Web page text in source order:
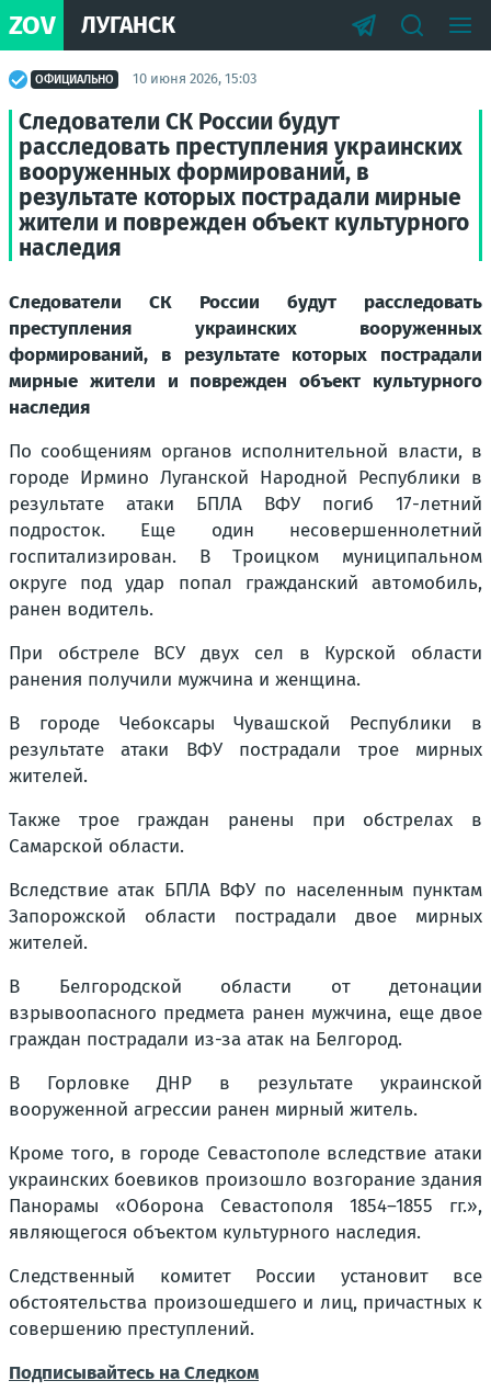
ZOV ЛУГАНСК
ОФИЦИАЛЬНО 10 июня 2026, 15:03
Следователи СК России будут
расследовать преступления украинских
вооруженных формирований, в
результате которых пострадали мирные
жители и поврежден объект культурного
наследия
Следователи СК России будут расследовать
преступления украинских вооруженных
формирований, в результате которых пострадали
мирные жители и поврежден объект культурного
наследия
По сообщениям органов исполнительной власти, в
городе Ирмино Луганской Народной Республики в
результате атаки БПЛА ВФУ погиб 17-летний
подросток. Еще один несовершеннолетний
госпитализирован. В Троицком муниципальном
округе под удар попал гражданский автомобиль,
ранен водитель.
При обстреле ВСУ двух сел в Курской области
ранения получили мужчина и женщина.
В городе Чебоксары Чувашской Республики в
результате атаки ВФУ пострадали трое мирных
жителей.
Также трое граждан ранены при обстрелах в
Самарской области.
Вследствие атак БПЛА ВФУ по населенным пунктам
Запорожской области пострадали двое мирных
жителей.
В Белгородской области от детонации
взрывоопасного предмета ранен мужчина, еще двое
граждан пострадали из-за атак на Белгород.
В Горловке ДНР в результате украинской
вооруженной агрессии ранен мирный житель.
Кроме того, в городе Севастополе вследствие атаки
украинских боевиков произошло возгорание здания
Панорамы «Оборона Севастополя 1854–1855 гг.»,
являющегося объектом культурного наследия.
Следственный комитет России установит все
обстоятельства произошедшего и лиц, причастных к
совершению преступлений.
Подписывайтесь на Следком